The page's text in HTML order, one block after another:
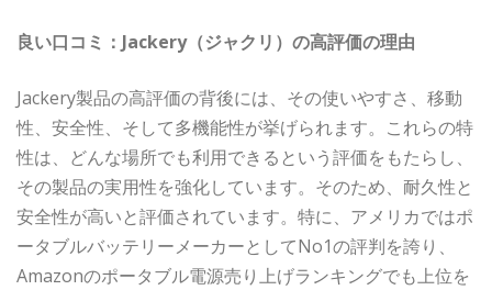
良い口コミ：Jackery（ジャクリ）の高評価の理由
Jackery製品の高評価の背後には、その使いやすさ、移動
性、安全性、そして多機能性が挙げられます。これらの特
性は、どんな場所でも利用できるという評価をもたらし、
その製品の実用性を強化しています。そのため、耐久性と
安全性が高いと評価されています。特に、アメリカではポ
ータブルバッテリーメーカーとしてNo1の評判を誇り、
Amazonのポータブル電源売り上げランキングでも上位を